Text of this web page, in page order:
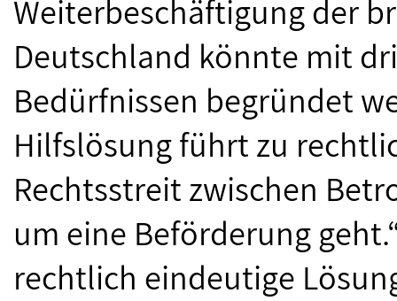
Weiterbeschäftigung der
Deutschland könnte mit
Bedürfnissen begründet
Hilfslösung führt zu
Rechtsstreit zwischen
um eine Beförderung
rechtlich eindeutige